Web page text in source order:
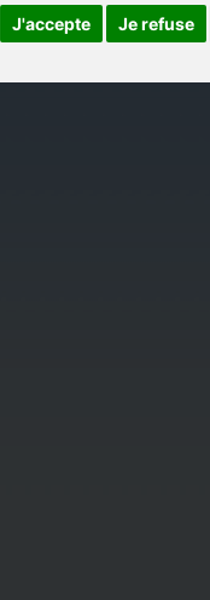
J'accepte Je refuse